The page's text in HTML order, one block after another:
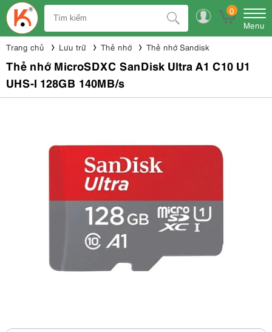
0
Menu
Trang chủ Lưu trữ Thẻ nhớ Thẻ nhớ Sandisk
Thẻ nhớ MicroSDXC SanDisk Ultra A1 C10 U1
UHS-I 128GB 140MB/s